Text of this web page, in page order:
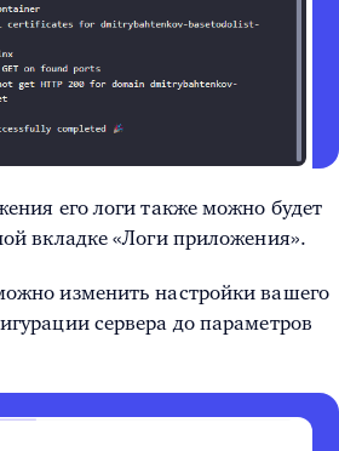
его логи также можно будет
вкладке «Логи приложения».
изменить настройки вашего
сервера до параметров